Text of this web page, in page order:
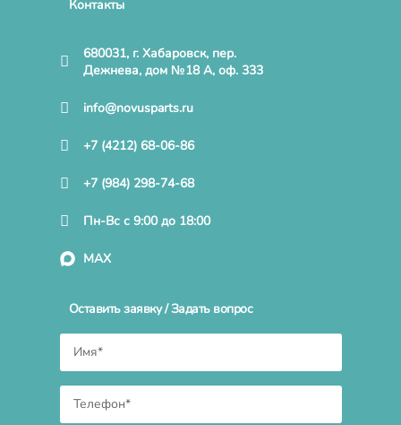
Контакты
680031, г. Хабаровск, пер.
Дежнева, дом №18 А, оф. 333
info@novusparts.ru
+7 (4212) 68-06-86
+7 (984) 298-74-68
Пн-Вс с 9:00 до 18:00
MAX
Оставить заявку / Задать вопрос